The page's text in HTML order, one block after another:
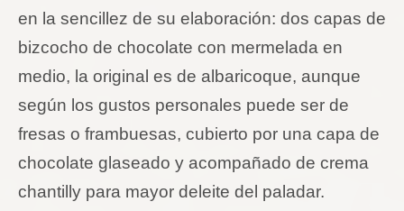
en la sencillez de su elaboración: dos capas de
bizcocho de chocolate con mermelada en
medio, la original es de albaricoque, aunque
según los gustos personales puede ser de
fresas o frambuesas, cubierto por una capa de
chocolate glaseado y acompañado de crema
chantilly para mayor deleite del paladar.